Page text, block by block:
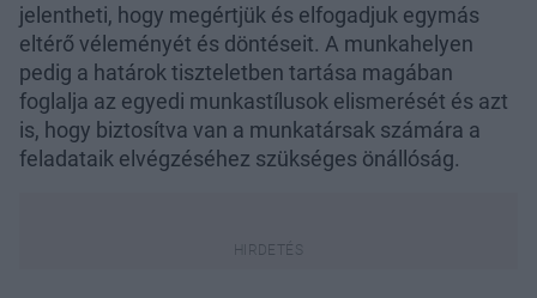
jelentheti, hogy megértjük és elfogadjuk egymás
eltérő véleményét és döntéseit. A munkahelyen
pedig a határok tiszteletben tartása magában
foglalja az egyedi munkastílusok elismerését és azt
is, hogy biztosítva van a munkatársak számára a
feladataik elvégzéséhez szükséges önállóság.